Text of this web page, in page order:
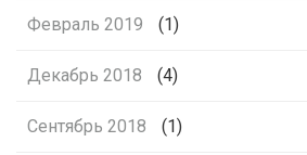
Февраль 2019 (1)
Декабрь 2018 (4)
Сентябрь 2018 (1)